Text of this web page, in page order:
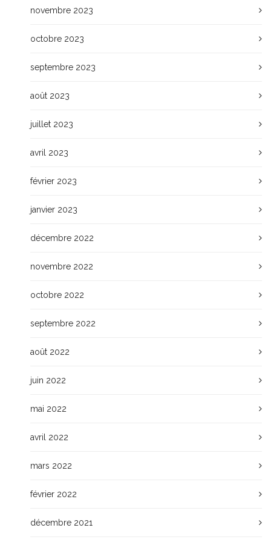
novembre 2023
octobre 2023
septembre 2023
août 2023
juillet 2023
avril 2023
février 2023
janvier 2023
décembre 2022
novembre 2022
octobre 2022
septembre 2022
août 2022
juin 2022
mai 2022
avril 2022
mars 2022
février 2022
décembre 2021